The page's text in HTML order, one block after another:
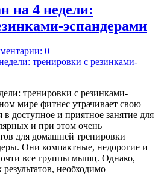
на 4 недели:
эспандерами
0
тренировки с резинками-
мире фитнес утрачивает свою
в доступное и приятное занятие для
и при этом очень
для домашней тренировки
Они компактные, недорогие и
все группы мышц. Однако,
необходимо